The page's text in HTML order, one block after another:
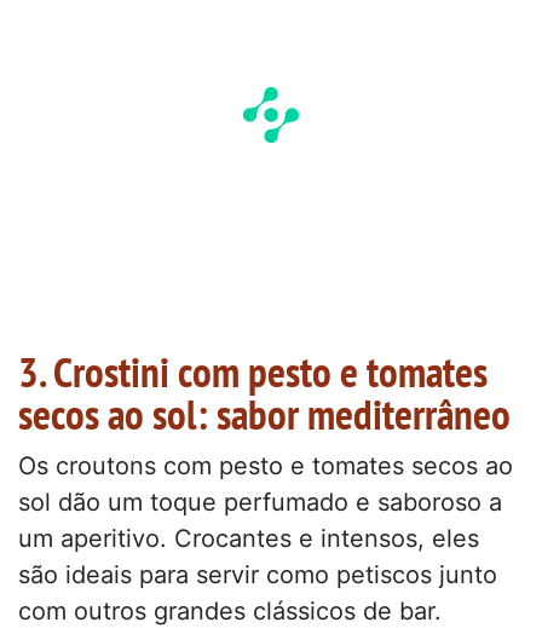
3. Crostini com pesto e tomates
secos ao sol: sabor mediterrâneo
Os croutons com pesto e tomates secos ao
sol dão um toque perfumado e saboroso a
um aperitivo. Crocantes e intensos, eles
são ideais para servir como petiscos junto
com outros grandes clássicos de bar.